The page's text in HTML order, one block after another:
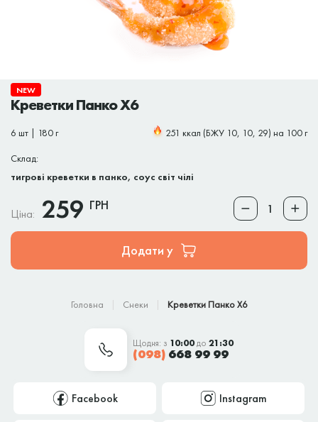
NEW
Креветки Панко Х6
6 шт | 180 г 251 ккал (БЖУ 10, 10, 29) на 100 г
Склад:
тигрові креветки в панко, соус світ чілі
Ціна: 259 ГРН
Додати у
Головна Снеки Креветки Панко Х6
Щодня: з 10:00до 21:30
(098) 668 99 99
Facebook Instagram